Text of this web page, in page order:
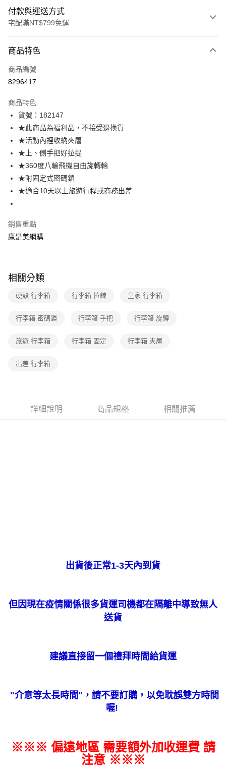
付款與運送方式
宅配滿NT$799免運
icash Pay
信用卡一次付款
LINE Pay
Apple Pay
街口支付
悠遊付
Google Pay
宅配-下單後3-5個工作天配送(不含預購品)，箱購品分箱出貨
每筆NT$100，滿NT$799(含以上)免運費
商品特色
商品編號
8296417
商品特色
貨號：182147
★此商品為福利品，不接受退換貨
★活動內裡收納夾層
★上、側手把好拉提
★360度八輪飛機自由旋轉輪
★附固定式密碼鎖
★適合10天以上旅遊行程或商務出差
銷售重點
康是美網購
相關分類
硬殼 行李箱 行李箱 拉鍊 皇家 行李箱
行李箱 密碼鎖 行李箱 手把 行李箱 旋轉
旅遊 行李箱 行李箱 固定 行李箱 夾層
出差 行李箱
詳細說明 商品規格 相關推薦
出貨後正常1-3天內到貨
但因現在疫情關係很多貨運司機都在隔離中導致無人
送貨
建議直接留一個禮拜時間給貨運
"介意等太長時間" ，請不要訂購，以免耽誤雙方時間
喔!
※※※ 偏遠地區 需要額外加收運費 請
注意 ※※※